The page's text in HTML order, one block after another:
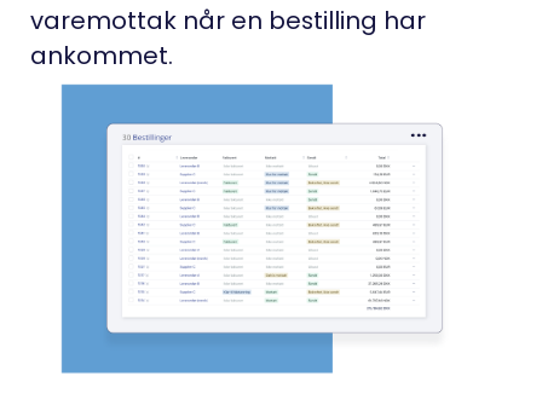
varemottak når en bestilling har
ankommet.